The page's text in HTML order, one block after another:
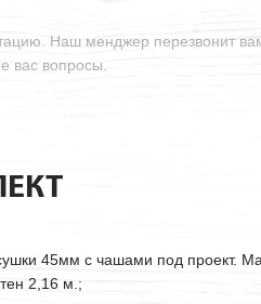
Наш менджер перезвонит
вас вопросы.
45мм с чашами под проект.
2,16 м.;